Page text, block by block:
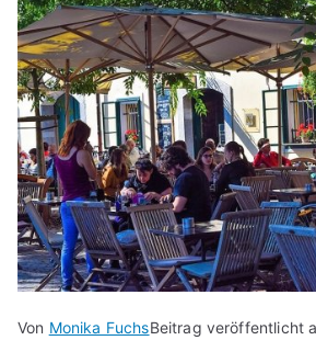
Von Monika FuchsBeitrag veröffentlicht